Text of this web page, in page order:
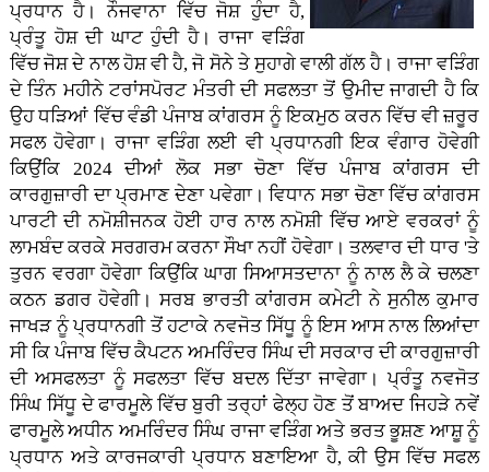
ਪ੍ਰਧਾਨ ਹੈ। ਨੌਜਵਾਨਾ ਵਿੱਚ ਜੋਸ਼ ਹੁੰਦਾ ਹੈ,
ਪ੍ਰੰਤੂ ਹੋਸ਼ ਦੀ ਘਾਟ ਹੁੰਦੀ ਹੈ। ਰਾਜਾ ਵੜਿੰਗ
ਵਿੱਚ ਜੋਸ਼ ਦੇ ਨਾਲ ਹੋਸ਼ ਵੀ ਹੈ, ਜੋ ਸੋਨੇ ਤੇ ਸੁਹਾਗੇ ਵਾਲੀ ਗੱਲ ਹੈ। ਰਾਜਾ ਵੜਿੰਗ
ਦੇ ਤਿੰਨ ਮਹੀਨੇ ਟਰਾਂਸਪੋਰਟ ਮੰਤਰੀ ਦੀ ਸਫਲਤਾ ਤੋਂ ਉਮੀਦ ਜਾਗਦੀ ਹੈ ਕਿ
ਉਹ ਧੜਿਆਂ ਵਿੱਚ ਵੰਡੀ ਪੰਜਾਬ ਕਾਂਗਰਸ ਨੂੰ ਇਕਮੁਠ ਕਰਨ ਵਿੱਚ ਵੀ ਜ਼ਰੂਰ
ਸਫਲ ਹੋਵੇਗਾ। ਰਾਜਾ ਵੜਿੰਗ ਲਈ ਵੀ ਪ੍ਰਧਾਨਗੀ ਇਕ ਵੰਗਾਰ ਹੋਵੇਗੀ
ਕਿਉਂਕਿ 2024 ਦੀਆਂ ਲੋਕ ਸਭਾ ਚੋਣਾ ਵਿੱਚ ਪੰਜਾਬ ਕਾਂਗਰਸ ਦੀ
ਕਾਰਗੁਜ਼ਾਰੀ ਦਾ ਪ੍ਰਮਾਣ ਦੇਣਾ ਪਵੇਗਾ। ਵਿਧਾਨ ਸਭਾ ਚੋਣਾ ਵਿੱਚ ਕਾਂਗਰਸ
ਪਾਰਟੀ ਦੀ ਨਮੋਸ਼ੀਜਨਕ ਹੋਈ ਹਾਰ ਨਾਲ ਨਮੋਸ਼ੀ ਵਿੱਚ ਆਏ ਵਰਕਰਾਂ ਨੂੰ
ਲਾਮਬੰਦ ਕਰਕੇ ਸਰਗਰਮ ਕਰਨਾ ਸੌਖਾ ਨਹੀਂ ਹੋਵੇਗਾ। ਤਲਵਾਰ ਦੀ ਧਾਰ 'ਤੇ
ਤੁਰਨ ਵਰਗਾ ਹੋਵੇਗਾ ਕਿਉਂਕਿ ਘਾਗ ਸਿਆਸਤਦਾਨਾ ਨੂੰ ਨਾਲ ਲੈ ਕੇ ਚਲਣਾ
ਕਠਨ ਡਗਰ ਹੋਵੇਗੀ। ਸਰਬ ਭਾਰਤੀ ਕਾਂਗਰਸ ਕਮੇਟੀ ਨੇ ਸੁਨੀਲ ਕੁਮਾਰ
ਜਾਖੜ ਨੂੰ ਪ੍ਰਧਾਨਗੀ ਤੋਂ ਹਟਾਕੇ ਨਵਜੋਤ ਸਿੱਧੂ ਨੂੰ ਇਸ ਆਸ ਨਾਲ ਲਿਆਂਦਾ
ਸੀ ਕਿ ਪੰਜਾਬ ਵਿੱਚ ਕੈਪਟਨ ਅਮਰਿੰਦਰ ਸਿੰਘ ਦੀ ਸਰਕਾਰ ਦੀ ਕਾਰਗੁਜ਼ਾਰੀ
ਦੀ ਅਸਫਲਤਾ ਨੂੰ ਸਫਲਤਾ ਵਿੱਚ ਬਦਲ ਦਿੱਤਾ ਜਾਵੇਗਾ। ਪ੍ਰੰਤੂ ਨਵਜੋਤ
ਸਿੰਘ ਸਿੱਧੂ ਦੇ ਫਾਰਮੂਲੇ ਵਿੱਚ ਬੁਰੀ ਤਰ੍ਹਾਂ ਫੇਲ੍ਹ ਹੋਣ ਤੋਂ ਬਾਅਦ ਜਿਹੜੇ ਨਵੇਂ
ਫਾਰਮੂਲੇ ਅਧੀਨ ਅਮਰਿੰਦਰ ਸਿੰਘ ਰਾਜਾ ਵੜਿੰਗ ਅਤੇ ਭਰਤ ਭੂਸ਼ਣ ਆਸ਼ੂ ਨੂੰ
ਪ੍ਰਧਾਨ ਅਤੇ ਕਾਰਜਕਾਰੀ ਪ੍ਰਧਾਨ ਬਣਾਇਆ ਹੈ, ਕੀ ਉਸ ਵਿੱਚ ਸਫਲ